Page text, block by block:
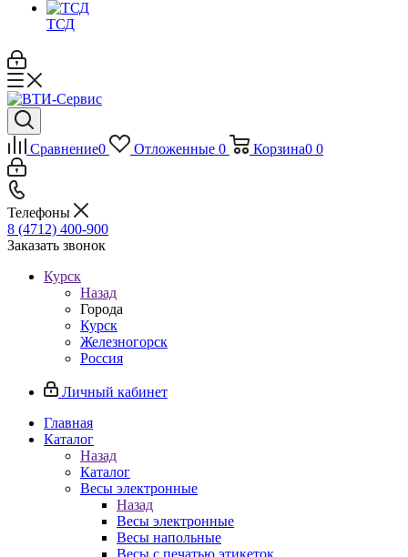
ТСД
Сравнение0 Отложенные 0 Корзина0 0
Телефоны
8 (4712) 400-900
Заказать звонок
Курск
Назад
Города
Курск
Железногорск
Россия
Личный кабинет
Главная
Каталог
Назад
Каталог
Весы электронные
Назад
Весы электронные
Весы напольные
Весы с печатью этикеток